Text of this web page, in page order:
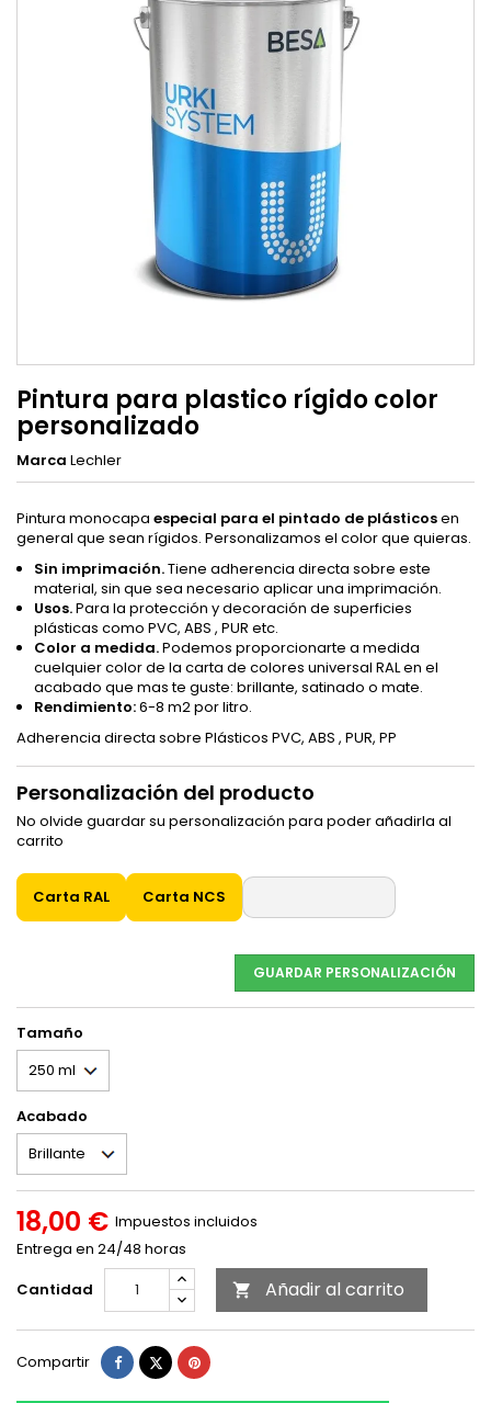
Pintura para plastico rígido color
personalizado
Marca Lechler
Pintura monocapa especial para el pintado de plásticosen
general que sean rígidos. Personalizamos el color que quieras.
Sin imprimación.Tiene adherencia directa sobre este
material, sin que sea necesario aplicar una imprimación.
Usos.Para la protección y decoración de superficies
plásticas como PVC, ABS , PUR etc.
Color a medida.Podemos proporcionarte a medida
cuelquier color de la carta de colores universal RAL en el
acabado que mas te guste: brillante, satinado o mate.
Rendimiento:6-8 m2 por litro.
Adherencia directa sobre Plásticos PVC, ABS , PUR, PP
Personalización del producto
No olvide guardar su personalización para poder añadirla al
carrito
Carta RAL Carta NCS
GUARDAR PERSONALIZACIÓN
Tamaño
Acabado
18,00 € Impuestos incluidos
Entrega en 24/48 horas
Cantidad
 Añadir al carrito
Compartir Compartir
TuitearPinterest